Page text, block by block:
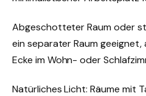
Abgeschotteter Raum oder
ein separater Raum geeignet,
Ecke im Wohn- oder
Natürliches Licht: Räume mit